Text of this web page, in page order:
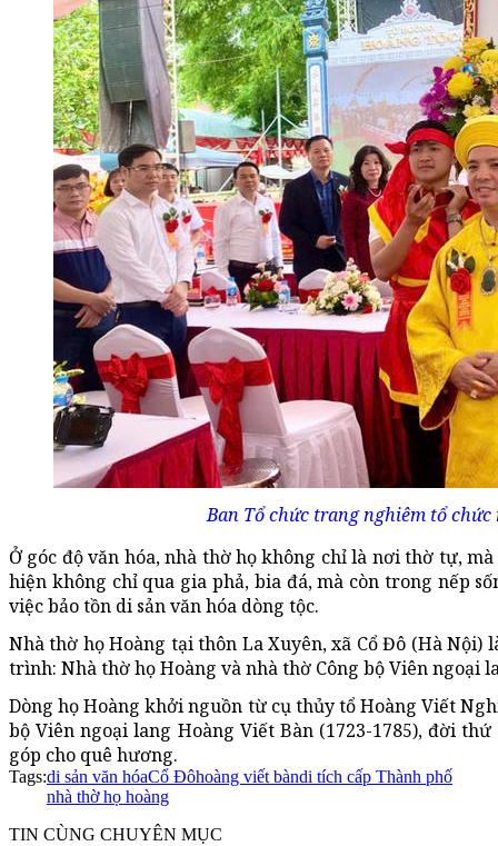
Ban Tổ chức trang nghiêm tổ
Ở góc độ văn hóa, nhà thờ họ không chỉ là nơi thờ tự,
hiện không chỉ qua gia phả, bia đá, mà còn trong nếp
việc bảo tồn di sản văn hóa dòng tộc.
Nhà thờ họ Hoàng tại thôn La Xuyên, xã Cổ Đô (Hà
trình: Nhà thờ họ Hoàng và nhà thờ Công bộ Viên
Dòng họ Hoàng khởi nguồn từ cụ thủy tổ Hoàng Viết
bộ Viên ngoại lang Hoàng Viết Bàn (1723-1785), đời
góp cho quê hương.
Tags:di sản văn hóaCổ Đôhoàng viết bàndi tích cấp Thành phố
nhà thờ họ hoàng
TIN CÙNG CHUYÊN MỤC